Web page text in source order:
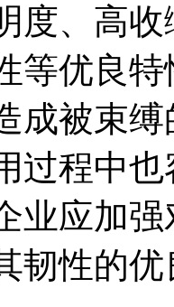
度、高
等优良
成被束
过程中
业应加
韧性的优